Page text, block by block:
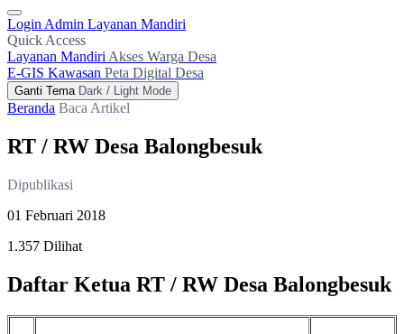
Login Admin Layanan Mandiri
Quick Access
Layanan Mandiri Akses Warga Desa
E-GIS Kawasan Peta Digital Desa
Ganti Tema Dark / Light Mode
Beranda Baca Artikel
RT / RW Desa Balongbesuk
Dipublikasi
01 Februari 2018
1.357 Dilihat
Daftar Ketua RT / RW Desa Balongbesuk